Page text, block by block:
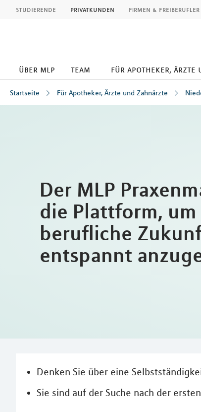
studierende privatkunden firmen & freiberufler
über mlp team für apotheker, ärzte
Startseite Für Apotheker, Ärzte und Zahnärzte
Der MLP
die Plattform, um
berufliche
entspannt
Denken Sie über eine
Sie sind auf der Suche nach der